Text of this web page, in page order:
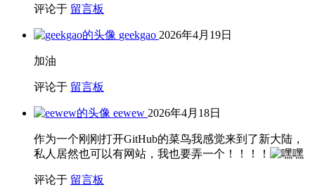
评论于 留言板
geekgao 2026年4月19日
加油
评论于 留言板
eewew 2026年4月18日
作为一个刚刚打开GitHub的菜鸟我感觉来到了新大陆，
私人居然也可以有网站，我也要弄一个！！！！
评论于 留言板